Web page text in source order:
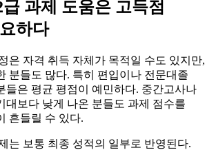
과제 도움은 고득점
하다
은 자격 취득 자체가 목적일 수도 있지만,
분들도 많다. 특히 편입이나 전문대졸
들은 평균 평점이 예민하다. 중간고사나
대보다 낮게 나온 분들도 과제 점수를
흔들릴 수 있다.
는 보통 최종 성적의 일부로 반영된다.